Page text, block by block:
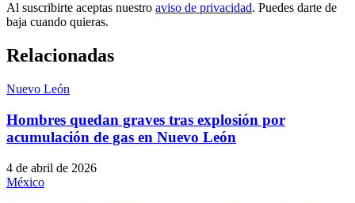
Al suscribirte aceptas nuestro aviso de privacidad. Puedes darte de
baja cuando quieras.
Relacionadas
Nuevo León
Hombres quedan graves tras explosión por
acumulación de gas en Nuevo León
4 de abril de 2026
México